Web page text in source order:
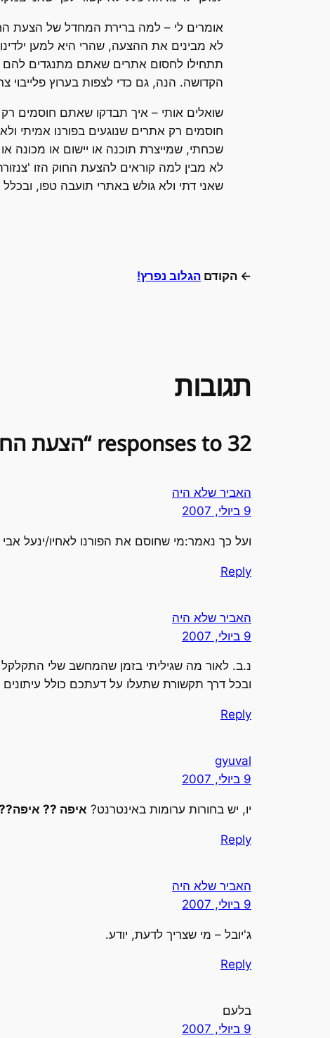
אומרים לי – למה ברירת המחדל של הצעת
לא מבינים את ההצעה, שהרי היא למען
תתחילו לחסום אתרים שאתם מתנגדים להם
הקדושה. הנה, גם כדי לצפות בערוץ פלייבוי צריך להקיש 0000 כדי לצפות בו, ואם זו לא הוכחה, כנראה
שואלים אותי – איך תבדקו שאתם חוסמים
חוסמים רק אתרים שנוגעים בפורנו אמיתי
לא מבין למה קוראים להצעת החוק הזו
שאני דתי ולא גולש באתרי תועבה טפו,
← הקודם הגלוב נפרץ!
תגובות
32 responses to “הצעת החוק "למען ילדינו"”
האביר שלא היה
9 ביולי, 2007
ועל כך נאמר:מי שחוסם את הפורנו לאחיו/ינעל אבי
Reply
האביר שלא היה
9 ביולי, 2007
ובכל דרך תקשורת שתעלו על דעתכם כולל עיתונים
Reply
gyuval
9 ביולי, 2007
יו, יש בחורות ערומות באינטרנט? איפה ??
Reply
האביר שלא היה
9 ביולי, 2007
ג'יובל – מי שצריך לדעת, יודע.
Reply
בלעם
9 ביולי, 2007